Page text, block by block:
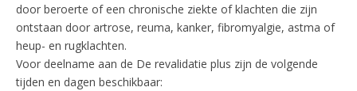
door beroerte of een chronische ziekte of klachten die zijn
ontstaan door artrose, reuma, kanker, fibromyalgie, astma of
heup- en rugklachten.
Voor deelname aan de De revalidatie plus zijn de volgende
tijden en dagen beschikbaar: